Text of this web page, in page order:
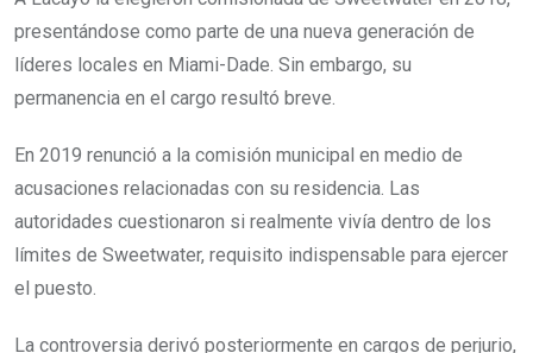
presentándose como parte de una nueva generación de
líderes locales en Miami-Dade. Sin embargo, su
permanencia en el cargo resultó breve.
En 2019 renunció a la comisión municipal en medio de
acusaciones relacionadas con su residencia. Las
autoridades cuestionaron si realmente vivía dentro de los
límites de Sweetwater, requisito indispensable para ejercer
el puesto.
La controversia derivó posteriormente en cargos de perjurio,